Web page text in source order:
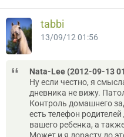
tabbi
13/09/12 01:56
Nata-Lee (2012-09-13
Ну если честно, я
дневника не вижу.
Контроль домашнего
есть телефон
вашего ребенка, а